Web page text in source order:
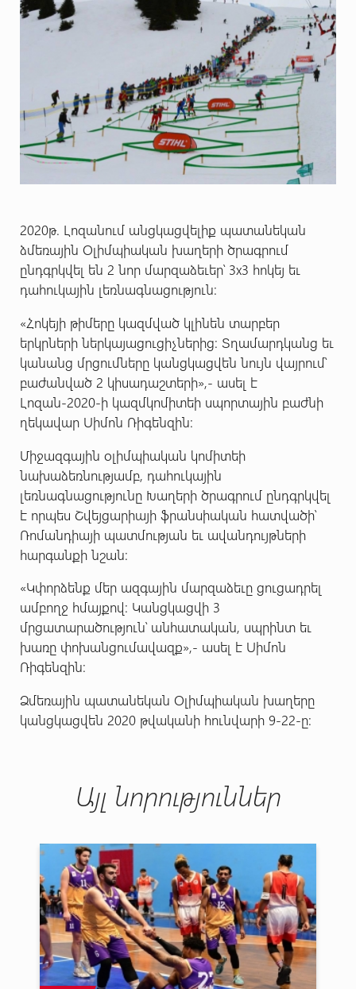
2020թ. Լոզանում անցկացվելիք պատանեկան
ձմեռային Օլիմպիական խաղերի ծրագրում
ընդգրկվել են 2 նոր մարզաձեւեր՝ 3х3 հոկեյ եւ
դահուկային լեռնագնացություն:
«Հոկեյի թիմերը կազմված կլինեն տարբեր
երկրների ներկայացուցիչներից: Տղամարդկանց եւ
կանանց մրցումները կանցկացվեն նույն վայրում՝
բաժանված 2 կիսադաշտերի»,- ասել է
Լոզան-2020-ի կազմկոմիտեի սպորտային բաժնի
ղեկավար Սիմոն Ռիգենզին:
Միջազգային օլիմպիական կոմիտեի
նախաձեռնությամբ, դահուկային
լեռնագնացությունը Խաղերի ծրագրում ընդգրկվել
է որպես Շվեյցարիայի ֆրանսիական հատվածի՝
Ռոմանդիայի պատմության եւ ավանդույթների
հարգանքի նշան:
«Կփորձենք մեր ազգային մարզաձեւը ցուցադրել
ամբողջ հմայքով: Կանցկացվի 3
մրցատարածություն՝ անհատական, սպրինտ եւ
խառը փոխանցումավազք»,- ասել է Սիմոն
Ռիգենզին:
Ձմեռային պատանեկան Օլիմպիական խաղերը
կանցկացվեն 2020 թվականի հունվարի 9-22-ը:
Այլ նորություններ